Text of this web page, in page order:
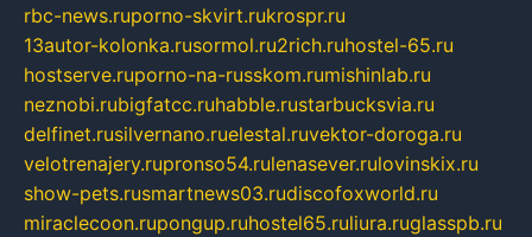
rbc-news.ruporno-skvirt.rukrospr.ru
13autor-kolonka.rusormol.ru2rich.ruhostel-65.ru
hostserve.ruporno-na-russkom.rumishinlab.ru
neznobi.rubigfatcc.ruhabble.rustarbucksvia.ru
delfinet.rusilvernano.ruelestal.ruvektor-doroga.ru
velotrenajery.rupronso54.rulenasever.rulovinskix.ru
show-pets.rusmartnews03.rudiscofoxworld.ru
miraclecoon.rupongup.ruhostel65.ruliura.ruglasspb.ru